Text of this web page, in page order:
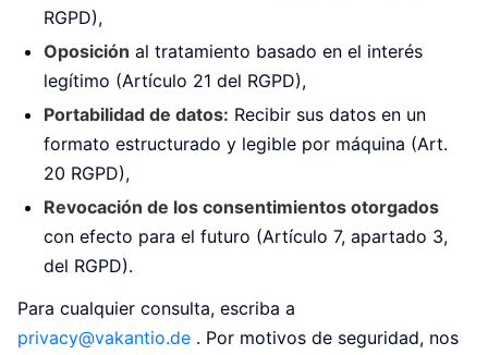
RGPD),
Oposición al tratamiento basado en el interés
legítimo (Artículo 21 del RGPD),
Portabilidad de datos: Recibir sus datos en un
formato estructurado y legible por máquina (Art.
20 RGPD),
Revocación de los consentimientos otorgados
con efecto para el futuro (Artículo 7, apartado 3,
del RGPD).
Para cualquier consulta, escriba a
privacy@vakantio.de . Por motivos de seguridad, nos